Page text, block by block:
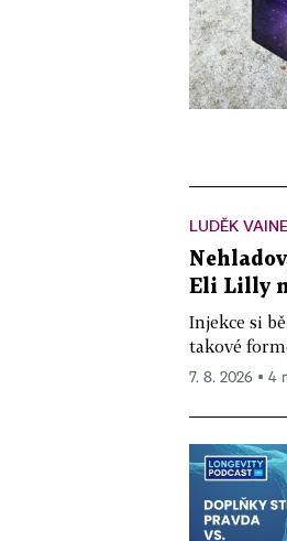
LUDĚK
Eli Lilly
Injekce si
takové
7. 8. 2026 ▪ 4